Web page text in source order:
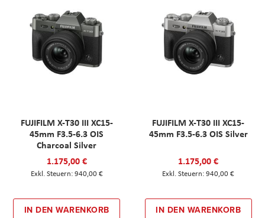
FUJIFILM X-T30 III XC15-
45mm F3.5-6.3 OIS
Charcoal Silver
1.175,00 €
940,00 €
IN DEN WARENKORB
FUJIFILM X-T30 III XC15-
45mm F3.5-6.3 OIS Silver
1.175,00 €
940,00 €
IN DEN WARENKORB